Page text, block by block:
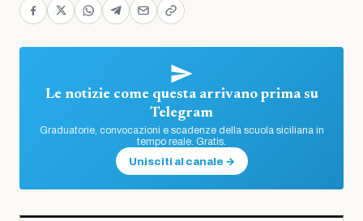
Le notizie come questa arrivano prima su
Telegram
Graduatorie, convocazioni e scadenze della scuola siciliana in
tempo reale. Gratis.
Unisciti al canale →